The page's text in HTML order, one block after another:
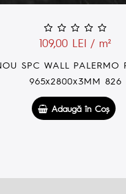
109,00 LEI / m²
SPC WALL ROMA
965x2800x3MM 821
Adaugă în Coş